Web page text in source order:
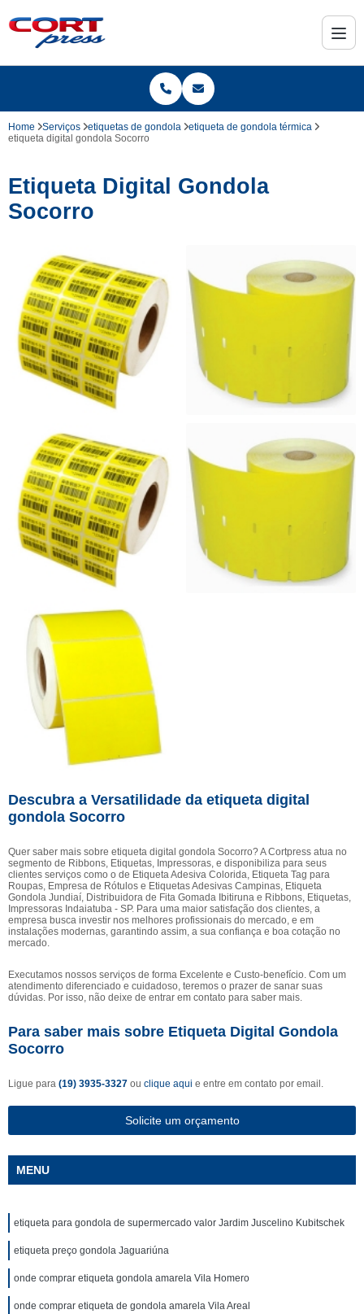
Home Serviços etiquetas de gondola
etiqueta de gondola térmica
etiqueta digital gondola Socorro
Etiqueta Digital Gondola
Socorro
Descubra a Versatilidade da etiqueta digital
gondola Socorro
Quer saber mais sobre etiqueta digital gondola Socorro? A Cortpress atua no
segmento de Ribbons, Etiquetas, Impressoras, e disponibiliza para seus
clientes serviços como o de Etiqueta Adesiva Colorida, Etiqueta Tag para
Roupas, Empresa de Rótulos e Etiquetas Adesivas Campinas, Etiqueta
Gondola Jundiaí, Distribuidora de Fita Gomada Ibitiruna e Ribbons, Etiquetas,
Impressoras Indaiatuba - SP. Para uma maior satisfação dos clientes, a
empresa busca investir nos melhores profissionais do mercado, e em
instalações modernas, garantindo assim, a sua confiança e boa cotação no
mercado.
Executamos nossos serviços de forma Excelente e Custo-benefício. Com um
atendimento diferenciado e cuidadoso, teremos o prazer de sanar suas
dúvidas. Por isso, não deixe de entrar em contato para saber mais.
Para saber mais sobre Etiqueta Digital Gondola
Socorro
Ligue para (19) 3935-3327 ou clique aqui e entre em contato por email.
Solicite um orçamento
MENU
etiqueta para gondola de supermercado valor Jardim Juscelino Kubitschek
etiqueta preço gondola Jaguariúna
onde comprar etiqueta gondola amarela Vila Homero
onde comprar etiqueta de gondola amarela Vila Areal